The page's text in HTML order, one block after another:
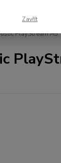
PlayStream A5
Zavřít